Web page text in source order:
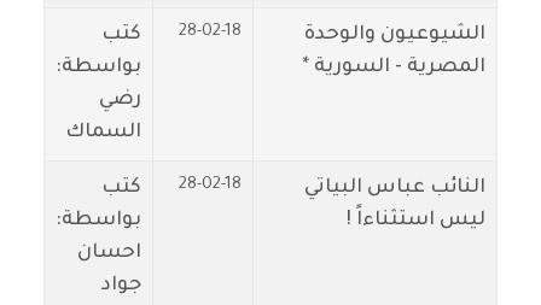
الشيوعيون والوحدة
المصرية - السورية *
28-02-18
كتب
بواسطة:
رضي
السماك
النائب عباس البياتي
ليس استثناءاً !
28-02-18
كتب
بواسطة:
احسان
جواد